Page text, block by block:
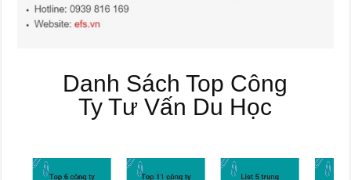
Danh Sách Top Công
Ty Tư Vấn Du Học